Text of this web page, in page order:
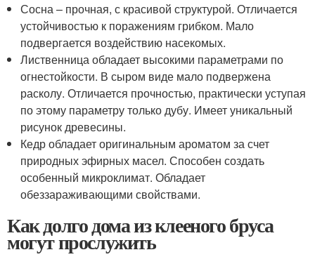
Сосна – прочная, с красивой структурой. Отличается
устойчивостью к поражениям грибком. Мало
подвергается воздействию насекомых.
Лиственница обладает высокими параметрами по
огнестойкости. В сыром виде мало подвержена
расколу. Отличается прочностью, практически уступая
по этому параметру только дубу. Имеет уникальный
рисунок древесины.
Кедр обладает оригинальным ароматом за счет
природных эфирных масел. Способен создать
особенный микроклимат. Обладает
обеззараживающими свойствами.
Как долго дома из клееного бруса
могут прослужить